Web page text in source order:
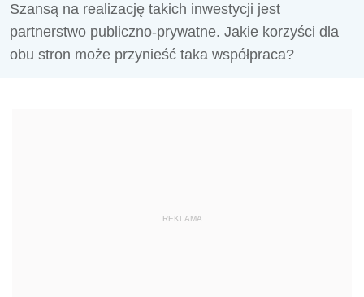
Szansą na realizację takich inwestycji jest
partnerstwo publiczno-prywatne. Jakie korzyści dla
obu stron może przynieść taka współpraca?
REKLAMA